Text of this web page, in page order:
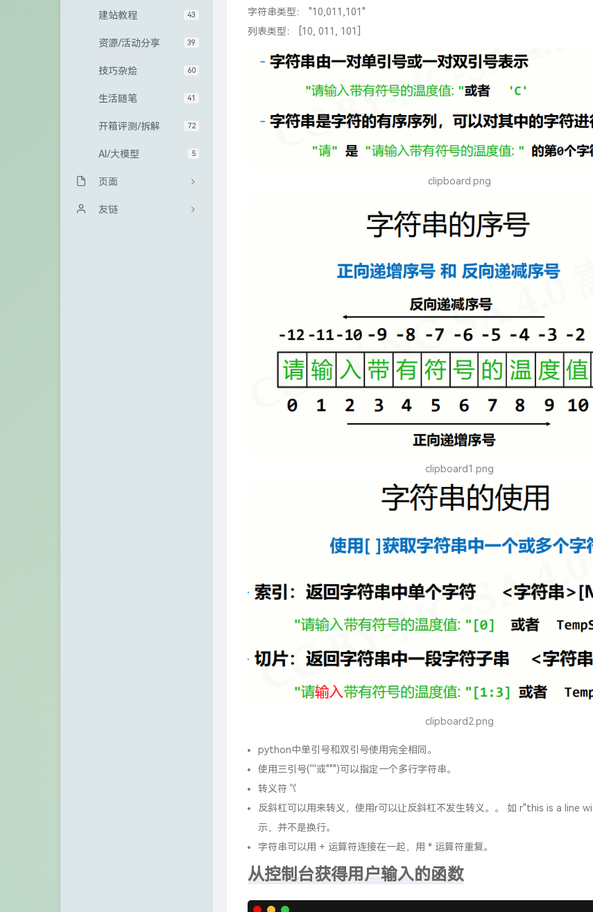
43
建站教程
39
资源/活动分享
60
技巧杂烩
41
生活随笔
72
开箱评测/拆解
5
AI/大模型
页面
归档栏
友链
字符串类型： "10,011,101"
列表类型： [10, 011, 101]
clipboard.png
clipboard1.png
clipboard2.png
python中单引号和双引号使用完全相同。
使用三引号('''或""")可以指定一个多行字符串。
转义符 '\'
反斜杠可以用来转义，使用r可以让反斜杠不发生转义。。 如 r"this is a line
示，并不是换行。
字符串可以用 + 运算符连接在一起，用 * 运算符重复。
从控制台获得用户输入的函数